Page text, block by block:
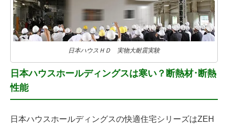
日本ハウスＨＤ 実物大耐震実験
日本ハウスホールディングスは寒い？断熱材･断熱
性能
日本ハウスホールディングスの快適住宅シリーズはZEH